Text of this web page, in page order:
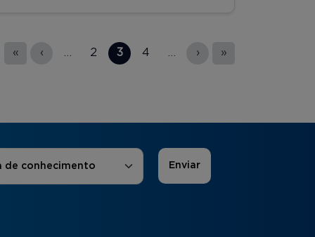
« ‹ … 2 3 4 … › »
de conhecimento